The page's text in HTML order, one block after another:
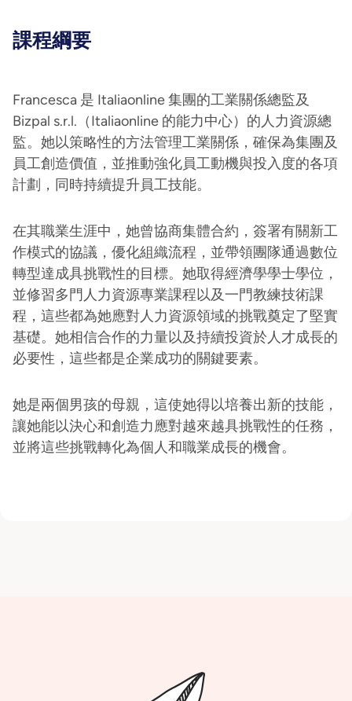
課程綱要
Francesca 是 Italiaonline 集團的工業關係總監及
Bizpal s.r.l.（Italiaonline 的能力中心）的人力資源總
監。她以策略性的方法管理工業關係，確保為集團及
員工創造價值，並推動強化員工動機與投入度的各項
計劃，同時持續提升員工技能。
在其職業生涯中，她曾協商集體合約，簽署有關新工
作模式的協議，優化組織流程，並帶領團隊通過數位
轉型達成具挑戰性的目標。她取得經濟學學士學位，
並修習多門人力資源專業課程以及一門教練技術課
程，這些都為她應對人力資源領域的挑戰奠定了堅實
基礎。她相信合作的力量以及持續投資於人才成長的
必要性，這些都是企業成功的關鍵要素。
她是兩個男孩的母親，這使她得以培養出新的技能，
讓她能以決心和創造力應對越來越具挑戰性的任務，
並將這些挑戰轉化為個人和職業成長的機會。